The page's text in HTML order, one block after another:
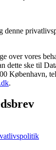
denne
over vores
dette ske til
København,
.